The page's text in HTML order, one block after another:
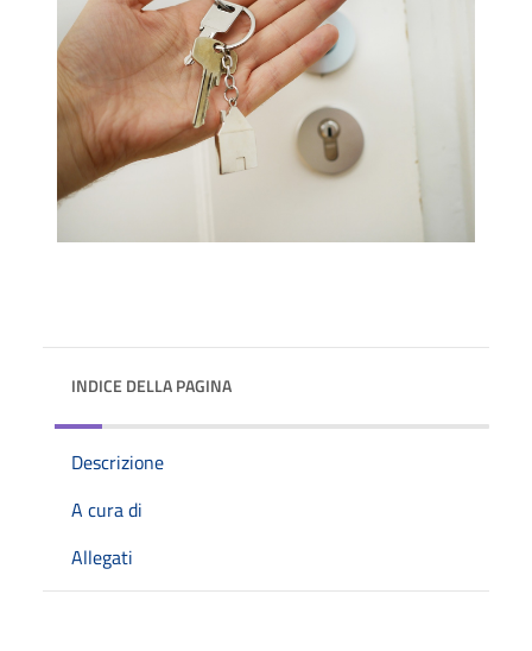
INDICE DELLA PAGINA
Descrizione
A cura di
Allegati